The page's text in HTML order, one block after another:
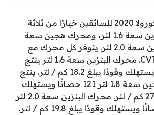
توفر تويوتا كورولا 2020 للسائقين خيارًا من ثلاثة
محركات: بنزين سعة 1.6 لتر، ومحرك هجين سعة
1.8 لتر، وبنزين سعة 2.0 لتر. يتوفر كل محرك مع
علبة تروس CVT. محرك البنزين سعة 1.6 لتر ينتج
121 حصانًا ويستهلك وقودًا يبلغ 18.2 كم / لتر. ينتج
المحرك الهجين سعة 1.8 لتر 121 حصانًا ويستهلك
وقودًا يبلغ 27.6 كم / لتر. محرك البنزين سعة 2.0 لتر
ينتج 168 حصانًا ويستهلك وقودًا يبلغ 19.8 كم / لتر.